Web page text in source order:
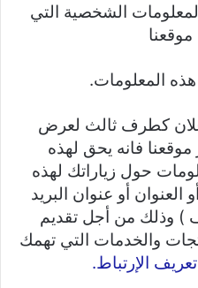
الشخصية التي
المعلومات.
كطرف ثالث لعرض
موقعنا فانه يحق لهذه
حول زياراتك لهذه
العنوان أو عنوان البريد
) وذلك من أجل تقديم
والخدمات التي تهمك
الإرتباط.